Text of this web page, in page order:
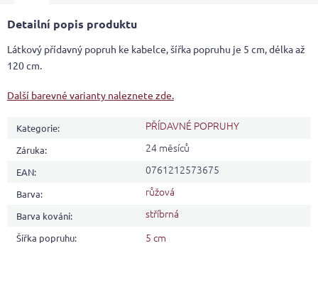
Detailní popis produktu
Látkový přídavný popruh ke kabelce, šířka popruhu je 5 cm, délka až
120 cm.
Další barevné varianty naleznete zde.
Kategorie: PŘÍDAVNÉ POPRUHY
Záruka: 24 měsíců
EAN: 0761212573675
Barva: růžová
Barva kování: stříbrná
Šířka popruhu: 5 cm